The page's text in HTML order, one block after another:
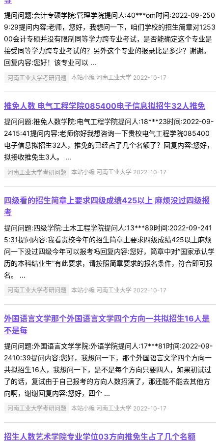
提问问题:会计专硕学院:管理学院提问人:40***om时间:2022-09-250
9:29提问内容:老师，您好，我想问一下，咱们学校的招生简章对1253
00会计专硕并没有限制同等学力跨专业考试，是否能确定这个专业是
接受同等学力跨专业考试的？另外这个专业的报录比是多少？谢谢。
回复内容:您好！该专业可以 ...
河南工业大学考研问题 本站小编 河南工业大学 2022-10-17
推免人数 电气工程学院085400电子信息拟招生32人推免
提问问题:推免人数学院:电气工程学院提问人:18***23时间:2022-09-
2415:41提问内容:老师你好我想咨询一下贵校电气工程学院085400
电子信息拟招生32人，推免的已经占了几个名额了？回复内容:您好，
拟接收推免生3人。 ...
河南工业大学考研问题 本站小编 河南工业大学 2022-10-17
四级看的招生简章上要求四级成绩425以上 麻烦没过四级报
考
提问问题:四级学院:土木工程学院提问人:13***89时间:2022-09-241
5:31提问内容:我看贵校今年的招生简章上要求四级成绩425以上麻烦
问一下没过四级今年可以报考吗回复内容:您好，简章中对”国家承认学
历的本科结业生”有此要求，请按照简章要求的报名条件，符合即可报
名。 ...
河南工业大学考研问题 本站小编 河南工业大学 2022-10-17
外国语言文学那个外国语言文学四个方向一共拟招生16人是
不是每
提问问题:外国语言文学学院:外语学院提问人:17***81时间:2022-09-
2410:39提问内容:您好，我想问一下，那个外国语言文学四个方向一
共拟招生16人，我想问一下，是不是每个方向只要四人，如果初试过
了的话，复试由于自己报考的方向人数招满了，那还能不能去其他方
向啊，谢谢回复内容:您好，四个 ...
河南工业大学考研问题 本站小编 河南工业大学 2022-10-17
招生人数艺术学院专业学位03方向推免生占了几个名额